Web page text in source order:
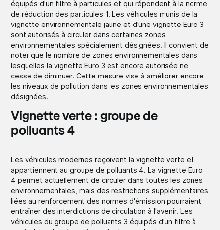
équipés d'un filtre à particules et qui répondent à la norme
de réduction des particules 1. Les véhicules munis de la
vignette environnementale jaune et d'une vignette Euro 3
sont autorisés à circuler dans certaines zones
environnementales spécialement désignées. Il convient de
noter que le nombre de zones environnementales dans
lesquelles la vignette Euro 3 est encore autorisée ne
cesse de diminuer. Cette mesure vise à améliorer encore
les niveaux de pollution dans les zones environnementales
désignées.
Vignette verte : groupe de
polluants 4
Les véhicules modernes reçoivent la vignette verte et
appartiennent au groupe de polluants 4. La vignette Euro
4 permet actuellement de circuler dans toutes les zones
environnementales, mais des restrictions supplémentaires
liées au renforcement des normes d'émission pourraient
entraîner des interdictions de circulation à l'avenir. Les
véhicules du groupe de polluants 3 équipés d'un filtre à